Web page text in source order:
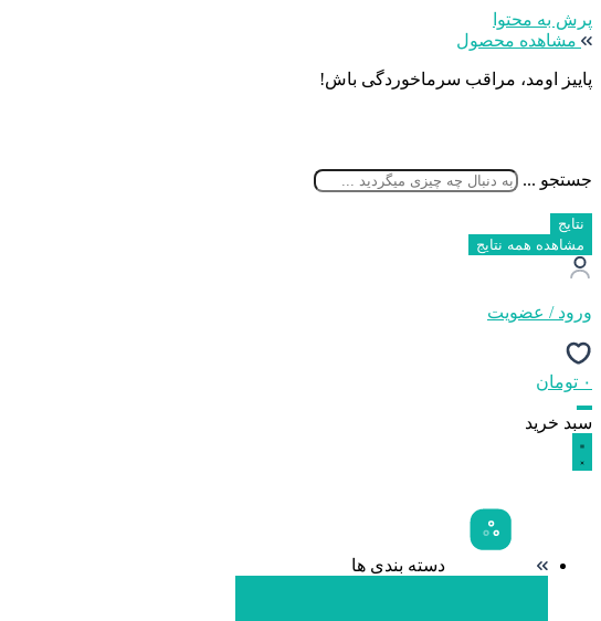
پرش به محتوا
مشاهده محصول
پاییز اومد، مراقب سرماخوردگی باش!
جستجو ...
نتایج
مشاهده همه نتایج
ورود / عضویت
۰ تومان
سبد خرید
دسته بندی ها